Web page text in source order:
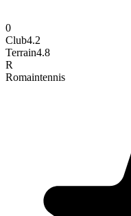
0
Club4.2
Terrain4.8
R
Romaintennis